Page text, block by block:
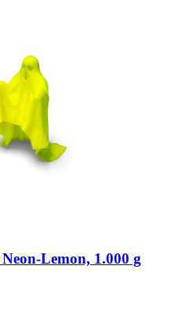
​Lemon, 1.000 g